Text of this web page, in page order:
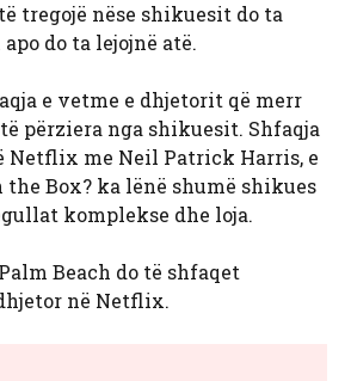
tregojë nëse shikuesit do ta
do ta lejojnë atë.
e vetme e dhjetorit që merr
përziera nga shikuesit. Shfaqja
Netflix me Neil Patrick Harris, e
the Box? ka lënë shumë shikues
komplekse dhe loja.
Beach do të shfaqet
në Netflix.